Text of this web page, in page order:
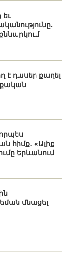
է դասեր քաղել
որպես
հիմք․ «Ալիք
Երևանում
մնացել